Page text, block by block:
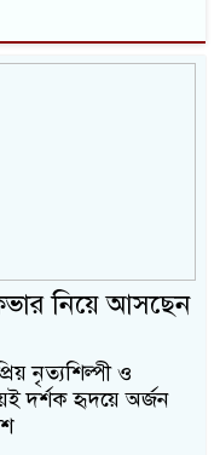
নিয়ে আসছেন
নৃত্যশিল্পী ও
দর্শক হৃদয়ে অর্জন